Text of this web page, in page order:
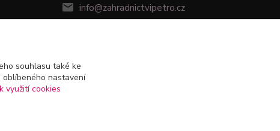
info@zahradnictvipetro.cz
souhlasu také ke
nastavení
využití cookies